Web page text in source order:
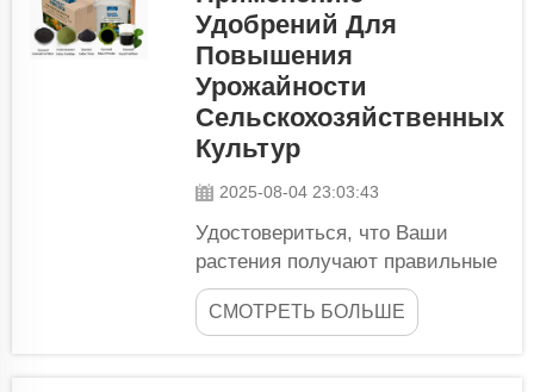
использовать для
максимизации
здоровья и
продуктивности
можете улучшить и
ускорить поглощение
растениями
питательных веществ,
которые вы...
Удобрений Для
Повышения
Урожайности
Сельскохозяйственных
Культур
2025-08-04 23:03:43
Удостовериться, что Ваши
растения получают правильные
питательные вещества — это
важная часть выращивания
СМОТРЕТЬ БОЛЬШЕ